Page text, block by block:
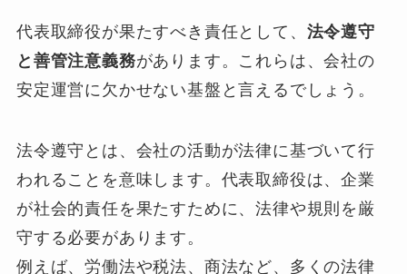
代表取締役が果たすべき責任として、 法令遵守
と善管注意義務があります。これらは、会社の
安定運営に欠かせない基盤と言えるでしょう。
法令遵守とは、会社の活動が法律に基づいて行
われることを意味します。代表取締役は、企業
が社会的責任を果たすために、法律や規則を厳
守する必要があります。
例えば、労働法や税法、商法など、多くの法律